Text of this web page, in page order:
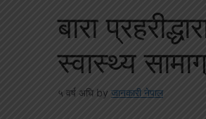
बारा
स्वास्थ्य
५ वर्ष अघि by जानकारी नेपाल